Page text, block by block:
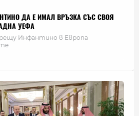
ДА Е ИМАЛ ВРЪЗКА СЪС СВОЯ
УЕФА
Инфантино в Европа